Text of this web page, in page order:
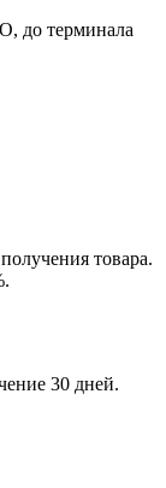
до терминала
товара.
30 дней.